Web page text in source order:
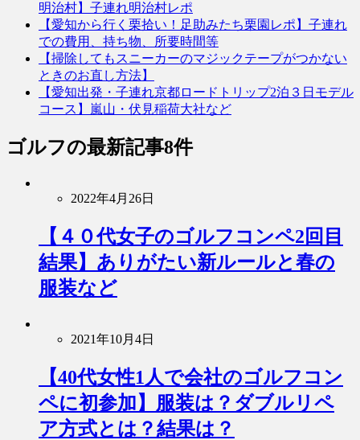
明治村】子連れ明治村レポ
【愛知から行く栗拾い！足助みたち栗園レポ】子連れ
での費用、持ち物、所要時間等
【掃除してもスニーカーのマジックテープがつかない
ときのお直し方法】
【愛知出発・子連れ京都ロードトリップ2泊３日モデル
コース】嵐山・伏見稲荷大社など
ゴルフの最新記事8件
2022年4月26日
【４０代女子のゴルフコンペ2回目
結果】ありがたい新ルールと春の
服装など
2021年10月4日
【40代女性1人で会社のゴルフコン
ペに初参加】服装は？ダブルリペ
ア方式とは？結果は？